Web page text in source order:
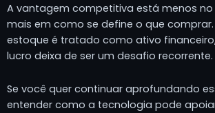
A vantagem competitiva está menos no
mais em como se define o que
estoque é tratado como ativo
lucro deixa de ser um desafio recorrente.
Se você quer continuar aprofundando
entender como a tecnologia pode